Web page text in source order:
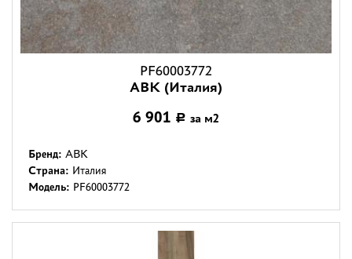
PF60003772
ABK (Италия)
6 901 Р за м2
Бренд: ABK
Страна: Италия
Модель: PF60003772